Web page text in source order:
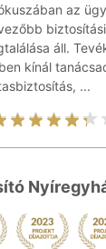
az
biztosítási
áll.
kínál
...